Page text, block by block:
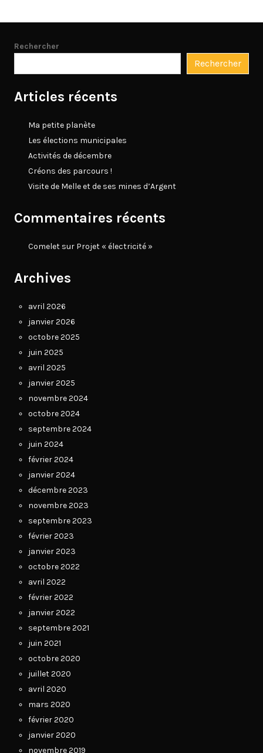
Rechercher
Rechercher
Articles récents
Ma petite planète
Les élections municipales
Activités de décembre
Créons des parcours !
Visite de Melle et de ses mines d’Argent
Commentaires récents
Comelet sur Projet « électricité »
Archives
avril 2026
janvier 2026
octobre 2025
juin 2025
avril 2025
janvier 2025
novembre 2024
octobre 2024
septembre 2024
juin 2024
février 2024
janvier 2024
décembre 2023
novembre 2023
septembre 2023
février 2023
janvier 2023
octobre 2022
avril 2022
février 2022
janvier 2022
septembre 2021
juin 2021
octobre 2020
juillet 2020
avril 2020
mars 2020
février 2020
janvier 2020
novembre 2019